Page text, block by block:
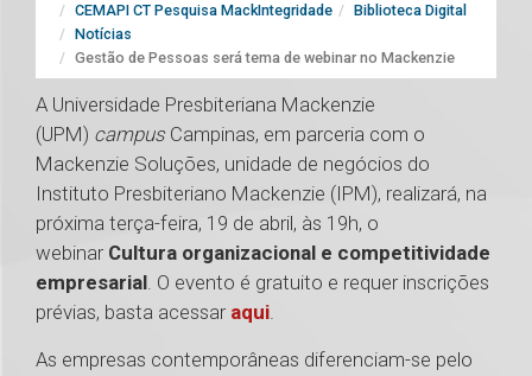
CEMAPI CT Pesquisa MackIntegridade
Biblioteca Digital
Notícias
Gestão de Pessoas será tema de webinar no Mackenzie
A Universidade Presbiteriana Mackenzie
(UPM) campus Campinas, em parceria com o
Mackenzie Soluções, unidade de negócios do
Instituto Presbiteriano Mackenzie (IPM), realizará, na
próxima terça-feira, 19 de abril, às 19h, o
webinar Cultura organizacional e competitividade
empresarial. O evento é gratuito e requer inscrições
prévias, basta acessar aqui.
As empresas contemporâneas diferenciam-se pelo